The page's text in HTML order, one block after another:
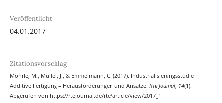
Veröffentlicht
04.01.2017
Zitationsvorschlag
Möhrle, M., Müller, J., & Emmelmann, C. (2017). Industrialisierungsstudie
Additive Fertigung – Herausforderungen und Ansätze. RTe Journal, 14(1).
Abgerufen von https://rtejournal.de/rte/article/view/2017_1